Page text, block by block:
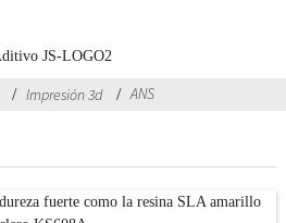
Impresión 3d ANS